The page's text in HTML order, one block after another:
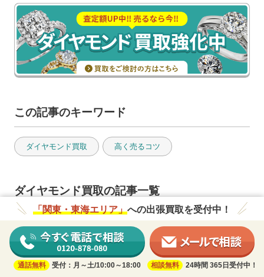
この記事のキーワード
ダイヤモンド買取 高く売るコツ
ダイヤモンド買取の記事一覧
小さいダイヤも買取OK？こんな買取
業者に査定を依頼しよう
ダイヤモンド買取 お役立ち知識
「関東・東海エリア」 への出張買取を受付中！
通話無料 受付：月～土/10:00～18:00 相談無料 24時間 365日受付中！